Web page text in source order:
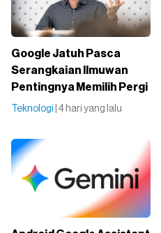
Google Jatuh Pasca
Serangkaian Ilmuwan
Pentingnya Memilih Pergi
Teknologi | 4 hari yang lalu